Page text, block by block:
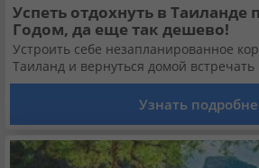
Успеть отдохнуть в
Годом, да еще так дешево!
Устроить себе незапланированное
Таиланд и вернуться домой
Узнать